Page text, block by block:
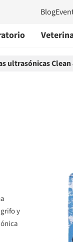
Blog
ultrasónicas
y